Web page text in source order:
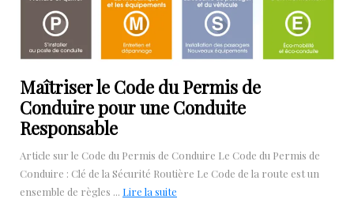
Maîtriser le Code du Permis de
Conduire pour une Conduite
Responsable
Article sur le Code du Permis de Conduire Le Code du Permis de
Conduire : Clé de la Sécurité Routière Le Code de la route est un
ensemble de règles ... Lire la suite